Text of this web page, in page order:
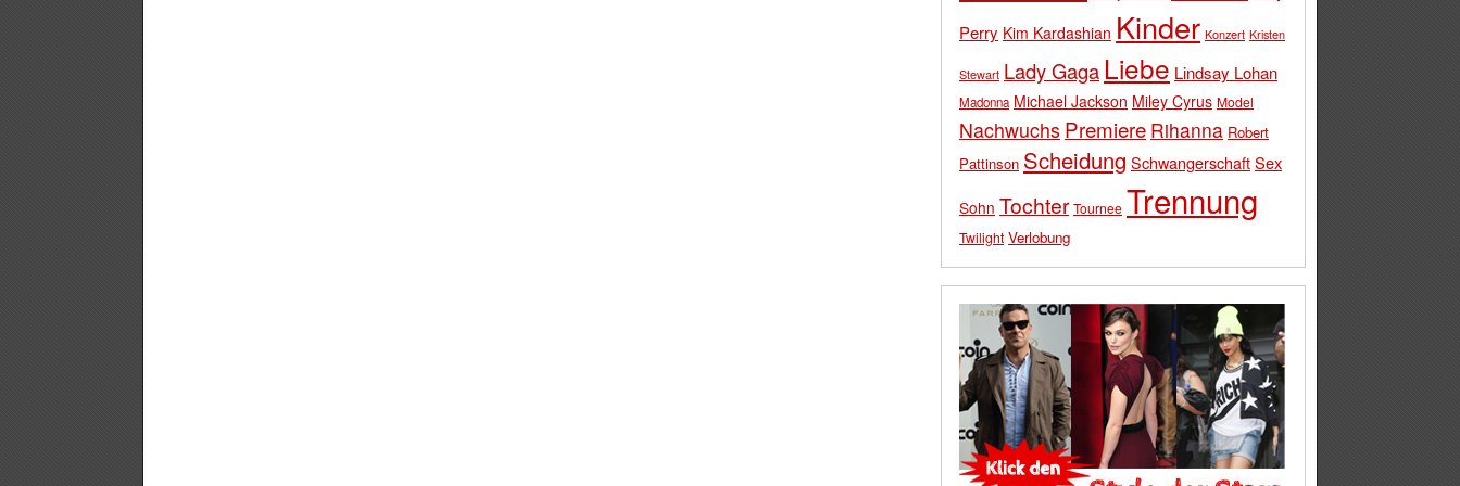
Perry Kim Kardashian Kinder Konzert Kristen
Stewart Lady Gaga Liebe Lindsay Lohan
Madonna Michael Jackson Miley Cyrus Model
Nachwuchs Premiere Rihanna Robert
Pattinson Scheidung SchwangerschaftSex
Sohn Tochter Tournee Trennung
Twilight Verlobung